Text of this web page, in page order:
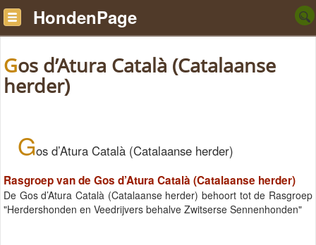
HondenPage
Gos d’Atura Català (Catalaanse
herder)
Gos d’Atura Català (Catalaanse herder)
Rasgroep van de Gos d’Atura Català (Catalaanse herder)
De Gos d’Atura Català (Catalaanse herder) behoort tot de Rasgroep
"Herdershonden en Veedrijvers behalve Zwitserse Sennenhonden"